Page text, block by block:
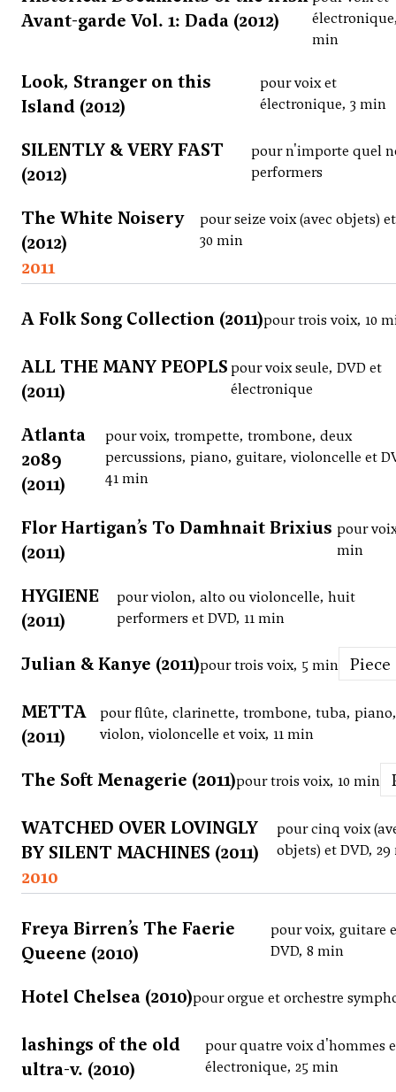
Avant-garde Vol. 1: Dada (2012)
min
Look, Stranger on this
Island (2012)
pour voix et
électronique, 3 min
SILENTLY & VERY FAST
(2012)
pour n'importe quel
performers
The White Noisery
(2012)
pour seize voix (avec objets)
30 min
2011
A Folk Song Collection (2011)pour trois voix, 10
ALL THE MANY PEOPLS
(2011)
pour voix seule, DVD et
électronique
Atlanta
2089
(2011)
pour voix, trompette, trombone, deux
percussions, piano, guitare, violoncelle et
41 min
Flor Hartigan’s To Damhnait Brixius
(2011)
pour
min
HYGIENE
(2011)
pour violon, alto ou violoncelle, huit
performers et DVD, 11 min
Julian & Kanye (2011)pour trois voix, 5 min Piece
METTA
(2011)
pour flûte, clarinette, trombone, tuba,
violon, violoncelle et voix, 11 min
The Soft Menagerie (2011)pour trois voix, 10 min
WATCHED OVER LOVINGLY
BY SILENT MACHINES (2011)
pour cinq voix
objets) et DVD,
2010
Freya Birren’s The Faerie
Queene (2010)
pour voix, guitare
DVD, 8 min
Hotel Chelsea (2010)pour orgue et orchestre
lashings of the old
ultra-v. (2010)
pour quatre voix d'hommes
électronique, 25 min